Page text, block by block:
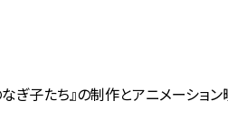
なぎ子たち』の制作とアニメーショ